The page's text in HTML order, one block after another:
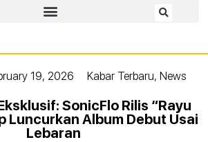
19, 2026 Kabar Terbaru, News
SonicFlo Rilis “Rayu
Luncurkan Album Debut Usai
Lebaran